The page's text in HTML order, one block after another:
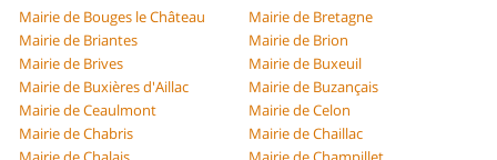
Mairie de Bouges le Château
Mairie de Bretagne
Mairie de Briantes
Mairie de Brion
Mairie de Brives
Mairie de Buxeuil
Mairie de Buxières d'Aillac
Mairie de Buzançais
Mairie de Ceaulmont
Mairie de Celon
Mairie de Chabris
Mairie de Chaillac